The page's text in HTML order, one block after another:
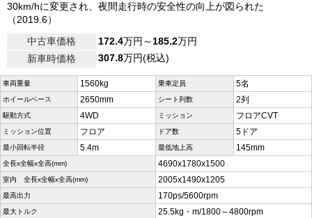
30km/hに変更され、夜間走行時の安全性の向上が図られた
（2019.6）
中古車価格
172.4万円～185.2万円
新車時価格
307.8万円(税込)
車両重量 1560kg 乗車定員 5名
ホイールベース 2650mm シート列数 2列
駆動方式 4WD ミッション フロアCVT
ミッション位置 フロア ドア数 5ドア
最小回転半径 5.4m 最低地上高 145mm
全長x全幅x全高(mm) 4690x1780x1500
室内 全長x全幅x全高(mm) 2005x1490x1205
最高出力 170ps/5600rpm
最大トルク 25.5kg・m/1800～4800rpm